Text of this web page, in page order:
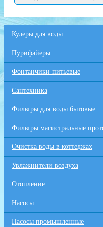
Кулеры для воды
Пурифайеры
Фонтанчики питьевые
Сантехника
Фильтры для воды бытовые
Фильтры магистральные
Очистка воды в коттеджах
Увлажнители воздуха
Отопление
Насосы
Насосы промышленные